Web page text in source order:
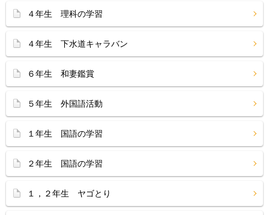
４年生 理科の学習
４年生 下水道キャラバン
６年生 和妻鑑賞
５年生 外国語活動
１年生 国語の学習
２年生 国語の学習
１，２年生 ヤゴとり